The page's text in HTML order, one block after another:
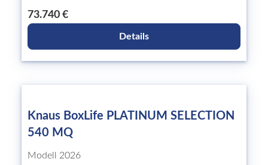
73.740 €
Details
Knaus BoxLife PLATINUM SELECTION
540 MQ
Modell 2026